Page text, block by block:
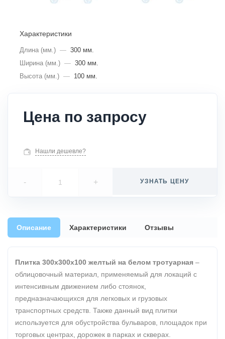
Характеристики
Длина (мм.) — 300 мм.
Ширина (мм.) — 300 мм.
Высота (мм.) — 100 мм.
Цена по запросу
Нашли дешевле?
- + УЗНАТЬ ЦЕНУ
Описание Характеристики Отзывы
Плитка 300х300х100 желтый на белом тротуарная –
облицовочный материал, применяемый для локаций с
интенсивным движением либо стоянок,
предназначающихся для легковых и грузовых
транспортных средств. Также данный вид плитки
используется для обустройства бульваров, площадок при
торговых центрах, дорожек в парках и скверах.